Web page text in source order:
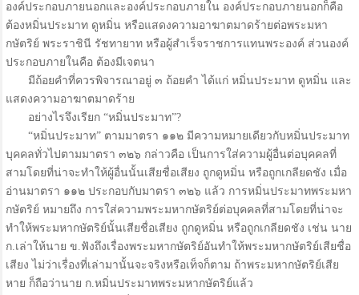
องค์ประกอบภายนอกและองค์ประกอบภายใน องค์ประกอบภายนอกก็คือ
ต้องหมิ่นประมาท ดูหมิ่น หรือแสดงความอาฆาตมาดร้ายต่อพระมหา
กษัตริย์ พระราชินี รัชทายาท หรือผู้สำเร็จราชการแทนพระองค์ ส่วนองค์
ประกอบภายในคือ ต้องมีเจตนา
มีถ้อยคำที่ควรพิจารณาอยู่ ๓ ถ้อยคำ ได้แก่ หมิ่นประมาท ดูหมิ่น และ
แสดงความอาฆาตมาดร้าย
อย่างไรจึงเรียก “หมิ่นประมาท”?
“หมิ่นประมาท” ตามมาตรา ๑๑๒ มีความหมายเดียวกับหมิ่นประมาท
บุคคลทั่วไปตามมาตรา ๓๒๖ กล่าวคือ เป็นการใส่ความผู้อื่นต่อบุคคลที่
สามโดยที่น่าจะทำให้ผู้อื่นนั้นเสียชื่อเสียง ถูกดูหมิ่น หรือถูกเกลียดชัง เมื่อ
อ่านมาตรา ๑๑๒ ประกอบกับมาตรา ๓๒๖ แล้ว การหมิ่นประมาทพระมหา
กษัตริย์ หมายถึง การใส่ความพระมหากษัตริย์ต่อบุคคลที่สามโดยที่น่าจะ
ทำให้พระมหากษัตริย์นั้นเสียชื่อเสียง ถูกดูหมิ่น หรือถูกเกลียดชัง เช่น นาย
ก.เล่าให้นาย ข.ฟังถึงเรื่องพระมหากษัตริย์อันทำให้พระมหากษัตริย์เสียชื่อ
เสียง ไม่ว่าเรื่องที่เล่ามานั้นจะจริงหรือเท็จก็ตาม ถ้าพระมหากษัตริย์เสีย
หาย ก็ถือว่านาย ก.หมิ่นประมาทพระมหากษัตริย์แล้ว